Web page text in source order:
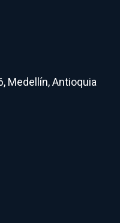
Medellín, Antioquia